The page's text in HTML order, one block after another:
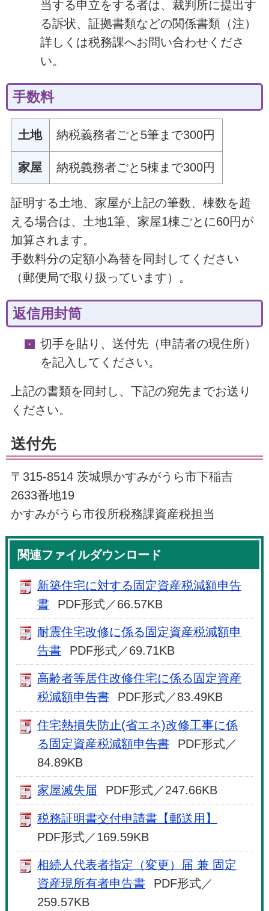
当する申立をする者は、裁判所に提出す
る訴状、証拠書類などの関係書類（注）
詳しくは税務課へお問い合わせくださ
い。
手数料
土地 納税義務者ごと5筆まで300円
家屋 納税義務者ごと5棟まで300円
証明する土地、家屋が上記の筆数、棟数を超
える場合は、土地1筆、家屋1棟ごとに60円が
加算されます。
手数料分の定額小為替を同封してください
（郵便局で取り扱っています）。
返信用封筒
切手を貼り、送付先（申請者の現住所）
を記入してください。
上記の書類を同封し、下記の宛先までお送り
ください。
送付先
〒315-8514 茨城県かすみがうら市下稲吉
2633番地19
かすみがうら市役所税務課資産税担当
関連ファイルダウンロード
新築住宅に対する固定資産税減額申告
書
PDF形式／66.57KB
耐震住宅改修に係る固定資産税減額申
告書
PDF形式／69.71KB
高齢者等居住改修住宅に係る固定資産
税減額申告書
PDF形式／83.49KB
住宅熱損失防止(省エネ)改修工事に係
る固定資産税減額申告書
PDF形式／
84.89KB
家屋滅失届 PDF形式／247.66KB
税務証明書交付申請書【郵送用】
PDF形式／169.59KB
相続人代表者指定（変更）届 兼 固定
資産現所有者申告書
PDF形式／
259.57KB